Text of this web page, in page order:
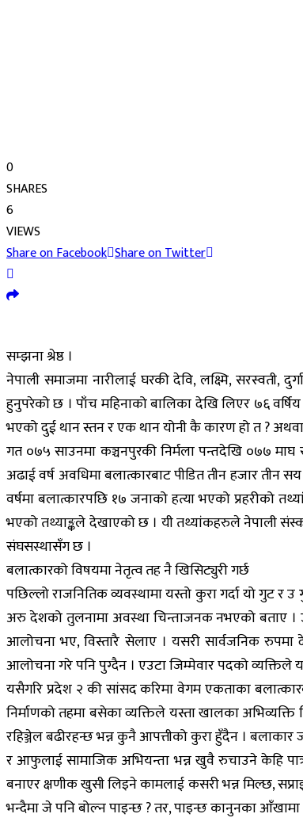
0
SHARES
6
VIEWS
Share on Facebook Share on Twitter
सम्झना श्रेष्ठ ।
नेपाली समाजमा नारीलाई घरकी देवि, लक्ष्मि, सरस्वती,
हुनुपरेको छ । पाँच महिनाको बालिका देखि लिएर ७६
भएको दुई थान स्तन र एक थान योनी कै कारण हो त ? अथवा
गत ०७५ साउनमा कञ्चनपुरकी निर्मला पन्तदेखि ०७७
अढाई वर्ष अवधिमा बलात्कारबाट पीडित तीन हजार
वर्षमा बलात्कारपछि १७ जनाको हत्या भएको प्रहरीको
भएको तथ्याङ्कले देखाएको छ । यी तथ्यांकहरुले नेपाली
संघसस्थासँग छ ।
बलात्कारको विषयमा नेतृत्व तह नै खिसिट्युरी गर्छ
पछिल्लो राजनितिक व्यवस्थामा यस्तो कुरा गर्दा यो गुट र
अरु देशको तुलनामा अवस्था चिन्ताजनक नभएको बताए ।
आलोचना भए, विस्तारै सेलाए । यसरी सार्वजनिक रुपमा
आलोचना गरे पनि पुग्दैन । एउटा जिम्मेवार पदको व्यक्तिले
यसैगरि प्रदेश २ की सांसद करिमा वेगम एकताका
निर्माणको तहमा बसेका व्यक्तिले यस्ता खालका अभिव्यक्ति
रहिञ्जेल बढीरहन्छ भन्न कुनै आपत्तीको कुरा हुँदैन ।
र आफुलाई सामाजिक अभियन्ता भन्न खुवै रुचाउने केहि
बनाएर क्षणीक खुसी लिइने कामलाई कसरी भन्न मिल्छ,
भन्दैमा जे पनि बोल्न पाइन्छ ? तर, पाइन्छ कानुनका